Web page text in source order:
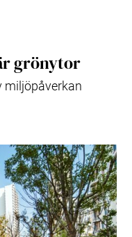
grönytor
miljöpåverkan